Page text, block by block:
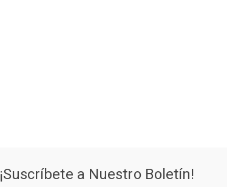
¡Suscríbete a Nuestro Boletín!